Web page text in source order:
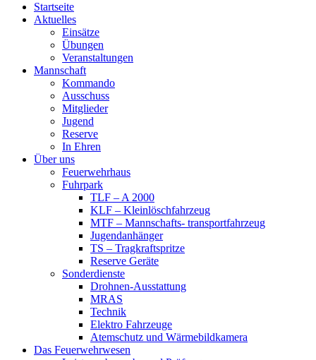
Startseite
Aktuelles
Einsätze
Übungen
Veranstaltungen
Mannschaft
Kommando
Ausschuss
Mitglieder
Jugend
Reserve
In Ehren
Über uns
Feuerwehrhaus
Fuhrpark
TLF – A 2000
KLF – Kleinlöschfahrzeug
MTF – Mannschafts- transportfahrzeug
Jugendanhänger
TS – Tragkraftspritze
Reserve Geräte
Sonderdienste
Drohnen-Ausstattung
MRAS
Technik
Elektro Fahrzeuge
Atemschutz und Wärmebildkamera
Das Feuerwehrwesen